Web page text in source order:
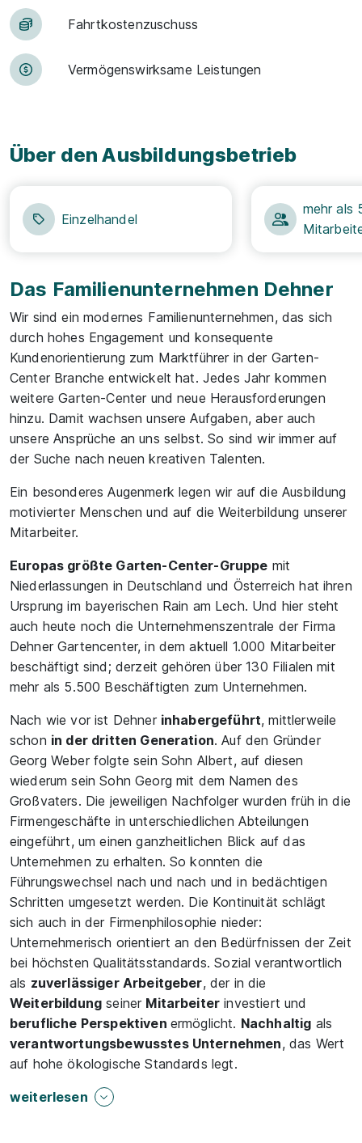
Fahrt­kosten­zu­schuss
Vermögens­wirksame Leistungen
Über den Ausbildungsbetrieb
Einzelhandel
mehr als
Das Familienunternehmen Dehner
Wir sind ein modernes Familienunternehmen, das sich
durch hohes Engagement und konsequente
Kundenorientierung zum Marktführer in der Garten-
Center Branche entwickelt hat. Jedes Jahr kommen
weitere Garten-Center und neue Herausforderungen
hinzu. Damit wachsen unsere Aufgaben, aber auch
unsere Ansprüche an uns selbst. So sind wir immer auf
der Suche nach neuen kreativen Talenten.
Ein besonderes Augenmerk legen wir auf die Ausbildung
motivierter Menschen und auf die Weiterbildung unserer
Mitarbeiter.
Europas größte Garten-Center-Gruppe mit
Niederlassungen in Deutschland und Österreich hat ihren
Ursprung im bayerischen Rain am Lech. Und hier steht
auch heute noch die Unternehmenszentrale der Firma
Dehner Gartencenter, in dem aktuell 1.000 Mitarbeiter
beschäftigt sind; derzeit gehören über 130 Filialen mit
mehr als 5.500 Beschäftigten zum Unternehmen.
Nach wie vor ist Dehner inhabergeführt, mittlerweile
schon in der dritten Generation. Auf den Gründer
Georg Weber folgte sein Sohn Albert, auf diesen
wiederum sein Sohn Georg mit dem Namen des
Großvaters. Die jeweiligen Nachfolger wurden früh in die
Firmengeschäfte in unterschiedlichen Abteilungen
eingeführt, um einen ganzheitlichen Blick auf das
Unternehmen zu erhalten. So konnten die
Führungswechsel nach und nach und in bedächtigen
Schritten umgesetzt werden. Die Kontinuität schlägt
sich auch in der Firmenphilosophie nieder:
Unternehmerisch orientiert an den Bedürfnissen der Zeit
bei höchsten Qualitätsstandards. Sozial verantwortlich
als zuverlässiger Arbeitgeber, der in die
Weiterbildung seiner Mitarbeiter investiert und
berufliche Perspektiven ermöglicht. Nachhaltig als
verantwortungsbewusstes Unternehmen, das Wert
auf hohe ökologische Standards legt.
weiterlesen